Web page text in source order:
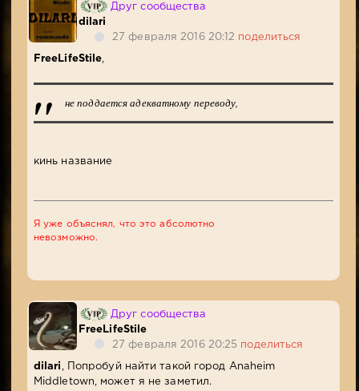
Друг сообщества
dilari
27 февраля 2016 20:12 поделиться
FreeLifeStile
не поддается адекватному переводу,
кинь название
Я уже объяснял, что это абсолютно
невозможно.
Друг сообщества
FreeLifeStile
27 февраля 2016 20:25 поделиться
dilari
, Попробуй найти такой город Anaheim
Middletown, может я не заметил.